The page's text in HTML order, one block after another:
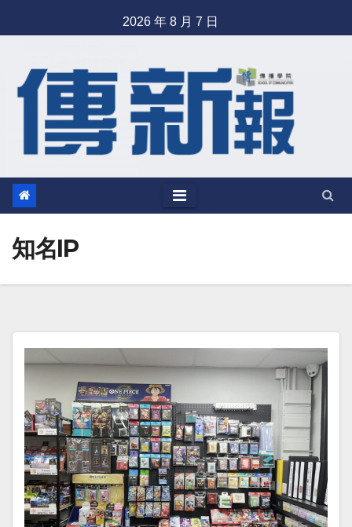
to
2026 年 8 月 7 日
知名IP